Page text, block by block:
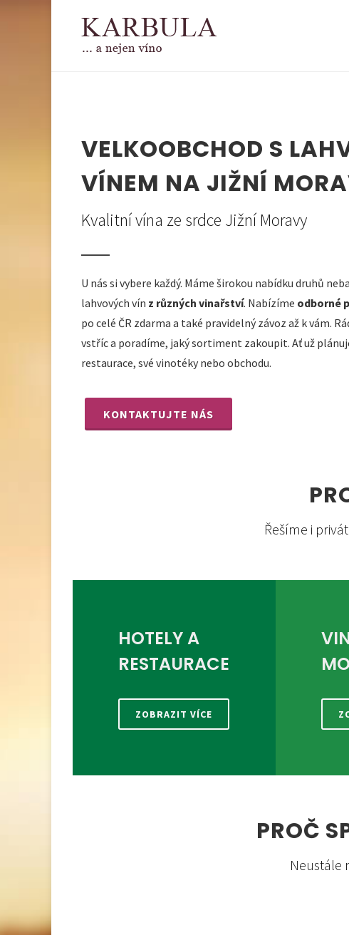
VELKOOBCHOD S
VÍNEM NA JIŽNÍ
Kvalitní vína ze srdce Jižní Moravy
U nás si vybere každý. Máme širokou nabídku druhů
lahvových vín z různých vinařství. Nabízíme odborné
po celé ČR zdarma a také pravidelný závoz až k vám.
vstříc a poradíme, jaký sortiment zakoupit. Ať už
restaurace, své vinotéky nebo obchodu.
KONTAKTUJTE NÁS
Řešíme i
HOTELY A
RESTAURACE
ZOBRAZIT VÍCE
PROČ
Neustále